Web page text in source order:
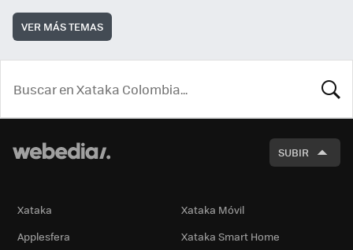
VER MÁS TEMAS
SUBIR
Xataka
Xataka Móvil
Applesfera
Xataka Smart Home